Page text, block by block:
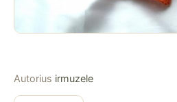
Autorius irmuzele